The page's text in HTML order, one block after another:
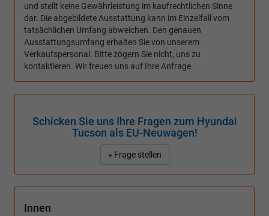
und stellt keine Gewährleistung im kaufrechtlichen Sinne
dar. Die abgebildete Ausstattung kann im Einzelfall vom
tatsächlichen Umfang abweichen. Den genauen
Ausstattungsumfang erhalten Sie von unserem
Verkaufspersonal. Bitte zögern Sie nicht, uns zu
kontaktieren. Wir freuen uns auf Ihre Anfrage.
Schicken Sie uns Ihre Fragen zum Hyundai
Tucson als EU-Neuwagen!
» Frage stellen
Innen